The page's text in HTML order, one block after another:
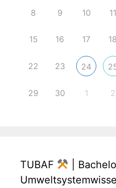
8 9 10 11
15 16 17 18
22 23 24
29 30 1 2
TUBAF
|